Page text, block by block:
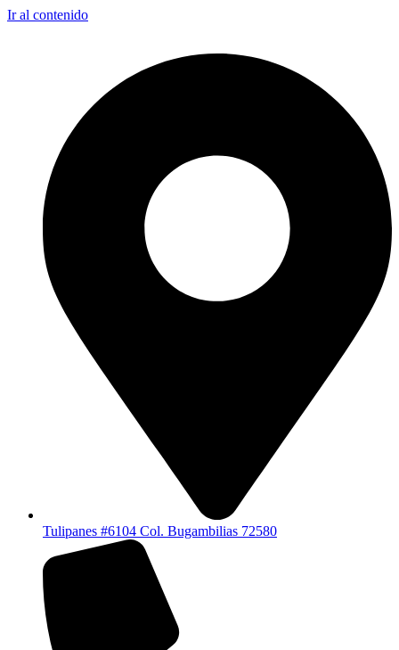
Ir al contenido
Tulipanes #6104 Col. Bugambilias 72580